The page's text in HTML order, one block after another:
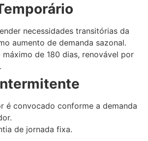
necessidades transitórias da
aumento de demanda sazonal.
máximo de 180 dias, renovável por
é convocado conforme a demanda
de jornada fixa.